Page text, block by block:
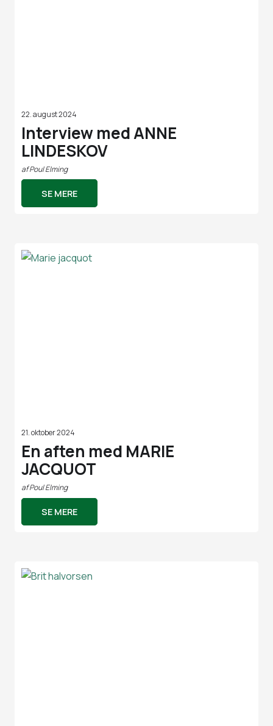
22. august 2024
Interview med ANNE
LINDESKOV
afPoul Elming
SE MERE
21. oktober 2024
En aften med MARIE
JACQUOT
afPoul Elming
SE MERE